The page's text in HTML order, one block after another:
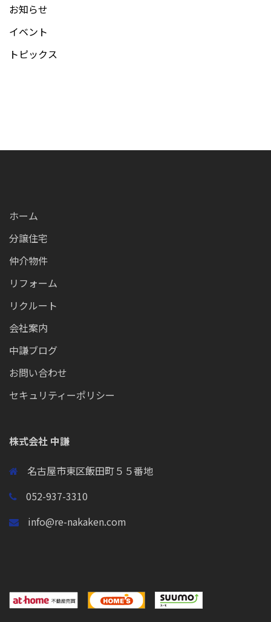
お知らせ
イベント
トピックス
ホーム
分譲住宅
仲介物件
リフォーム
リクルート
会社案内
中謙ブログ
お問い合わせ
セキュリティーポリシー
株式会社 中謙
名古屋市東区飯田町５５番地
052-937-3310
info@re-nakaken.com